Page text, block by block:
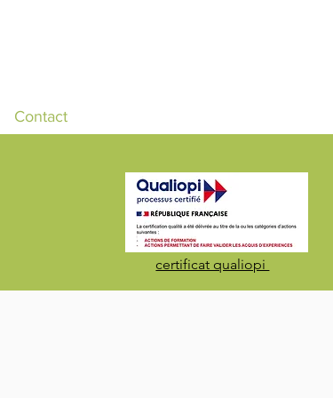
Contact
certificat qualiopi